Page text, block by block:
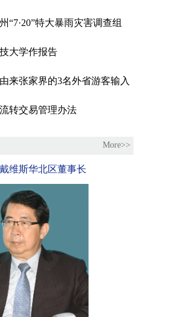
“7·20”特大暴雨灾害调查组
大学作报告
来张家界的3名外省游客输入
转交易管理办法
More>>
维斯华北区董事长